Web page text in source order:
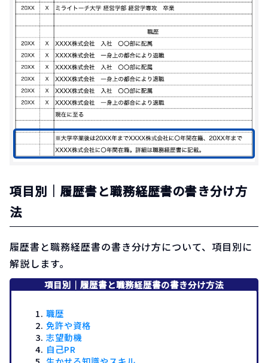
項目別｜履歴書と職務経歴書の書き分け方
法
履歴書と職務経歴書の書き分け方について、項目別に
解説します。
項目別｜履歴書と職務経歴書の書き分け方法
職歴
免許や資格
志望動機
自己PR